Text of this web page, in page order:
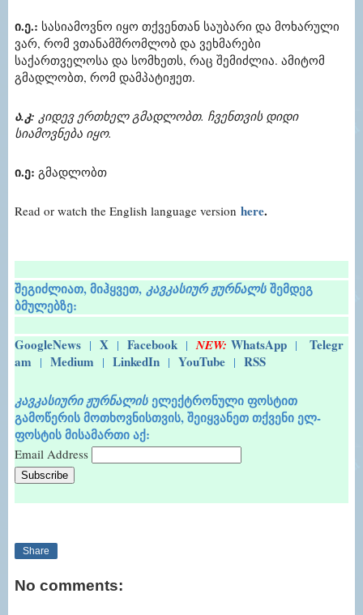
ი.ე.: სასიამოვნო იყო თქვენთან საუბარი და მოხარული
ვარ, რომ ვთანამშრომლობ და ვეხმარები
საქართველოსა და სომხეთს, რაც შემიძლია. ამიტომ
გმადლობთ, რომ დამპატიჟეთ.
ა.კ: კიდევ ერთხელ გმადლობთ. ჩვენთვის დიდი
სიამოვნება იყო.
ი.ე: გმადლობთ
Read or watch the English language version here.
შეგიძლიათ, მიჰყვეთ, კავკასიურ ჟურნალსშემდეგ
ბმულებზე:
GoogleNews | X | Facebook |NEW: WhatsApp |
Telegr
am | Medium | LinkedIn | YouTube | RSS
კავკასიური ჟურნალისელექტრონული ფოსტით
გამოწერის მოთხოვნისთვის, შეიყვანეთ თქვენი ელ-
ფოსტის მისამართი აქ:
Email Address
Share
No comments: